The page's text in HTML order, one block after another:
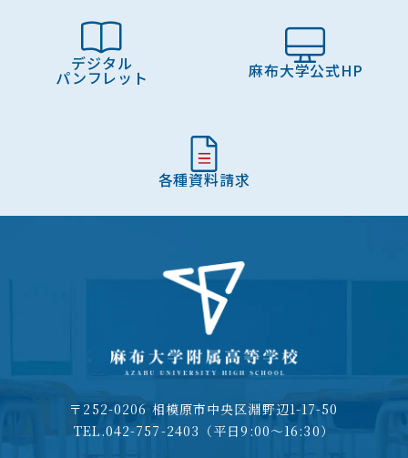
デジタル
パンフレット 麻布大学公式HP
各種資料請求
〒252-0206 相模原市中央区淵野辺1-17-50
TEL.042-757-2403（平日9:00～16:30）